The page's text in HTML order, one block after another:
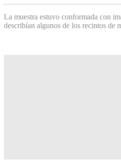
La muestra estuvo conformada con
describían algunos de los recintos de